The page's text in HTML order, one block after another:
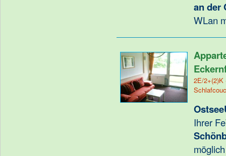
an der
WLan
2E/2+(2)K
Ihrer
möglich